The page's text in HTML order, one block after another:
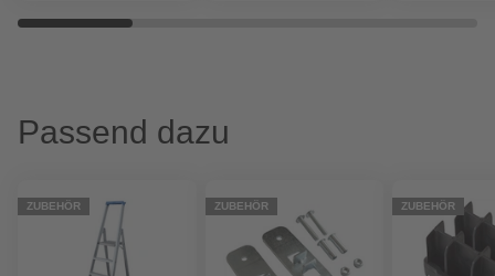
Passend dazu
ZUBEHÖR ZUBEHÖR ZUBEHÖR